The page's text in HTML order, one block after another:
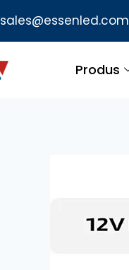
sales@essenled.com
Produs